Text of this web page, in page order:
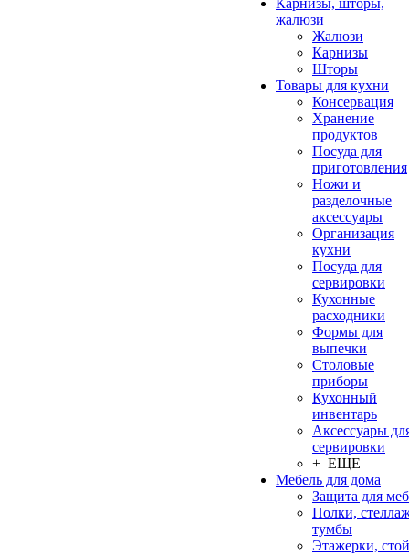
Карнизы, шторы,
жалюзи
Жалюзи
Карнизы
Шторы
Товары для кухни
Консервация
Хранение
продуктов
Посуда для
приготовления
Ножи и
разделочные
аксессуары
Организация
кухни
Посуда для
сервировки
Кухонные
расходники
Формы для
выпечки
Столовые
приборы
Кухонный
инвентарь
Аксессуары
сервировки
+ ЕЩЕ
Мебель для дома
Защита для
Полки,
тумбы
Этажерки,